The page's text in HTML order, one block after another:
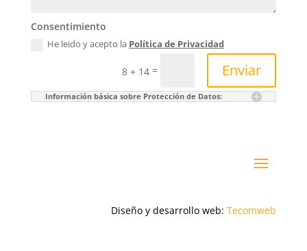
Consentimiento
He leido y acepto la Política de Privacidad
8 + 14 = Enviar
Información básica sobre Protección de Datos:
Diseño y desarrollo web:Tecomweb